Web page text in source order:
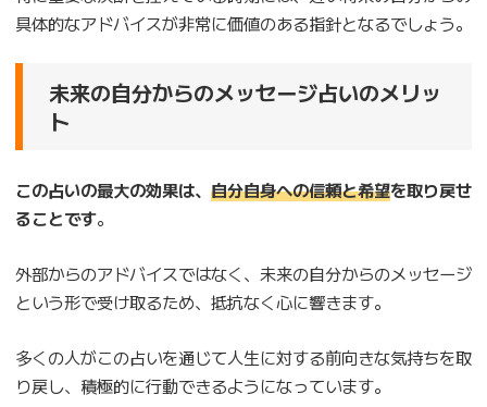
具体的なアドバイスが非常に価値のある指針となるでしょう。
未来の自分からのメッセージ占いのメリッ
ト
この占いの最大の効果は、 自分自身への信頼と希望を取り戻せ
ることです。
外部からのアドバイスではなく、未来の自分からのメッセージ
という形で受け取るため、抵抗なく心に響きます。
多くの人がこの占いを通じて人生に対する前向きな気持ちを取
り戻し、積極的に行動できるようになっています。